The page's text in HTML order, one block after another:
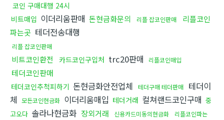
코인 구매대행 24시
비트매입 이더리움판매 돈현금화문의 리플 잡코인판매
리플코인
파는곳 테더전송대행
리플 잡코인판매
비트코인환전 카드코인구입처 trc20판매 리플코인매입
테더코인판매
테더코인추척피하기 돈현금화안전업체 테더구매 테더판매
테더이
체 모든코인현금화 이더리움매입 테더거래 컬쳐랜드코인구매 중
고오다 솔라나현금화 장외거래 신용카드미동의현금화
리플코인파는